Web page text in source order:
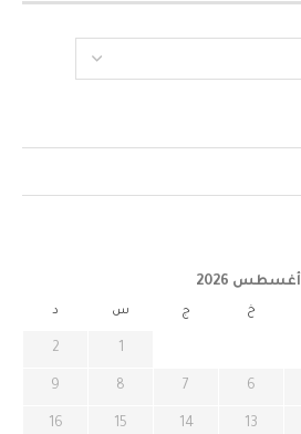
أغسطس 2026
خ ج س د
1
2
6
7
8
9
13
14
15
16